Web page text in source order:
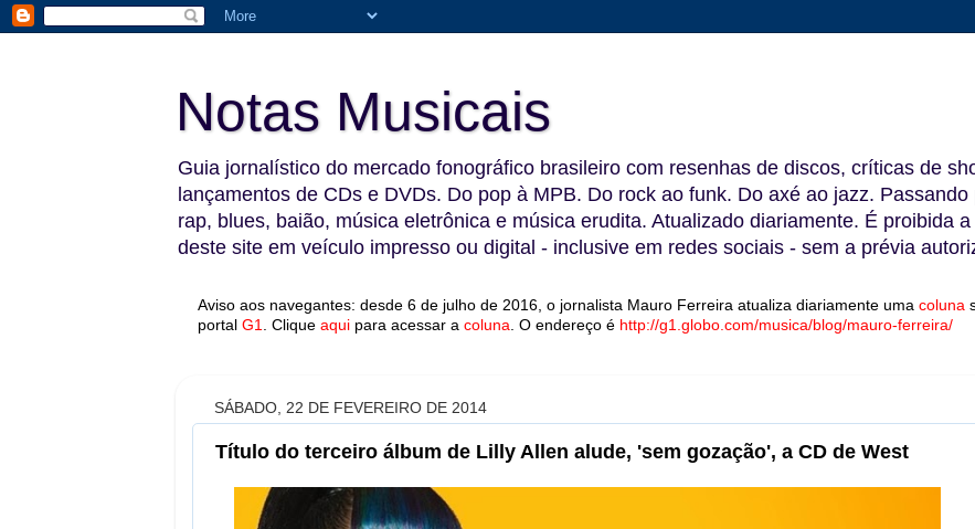
Notas Musicais
Guia jornalístico do mercado fonográfico brasileiro com resenhas de discos, críticas de
lançamentos de CDs e DVDs. Do pop à MPB. Do rock ao funk. Do axé ao jazz.
rap, blues, baião, música eletrônica e música erudita. Atualizado diariamente. É proibida
deste site em veículo impresso ou digital - inclusive em redes sociais - sem a prévia
Aviso aos navegantes: desde 6 de julho de 2016, o jornalista Mauro Ferreira atualiza diariamente uma coluna
portal G1 Clique aqui para acessar a coluna O endereço é http://g1.globo.com/musica/blog/mauro-ferreira/
SÁBADO, 22 DE FEVEREIRO DE 2014
Título do terceiro álbum de Lilly Allen alude, 'sem gozação', a CD de West